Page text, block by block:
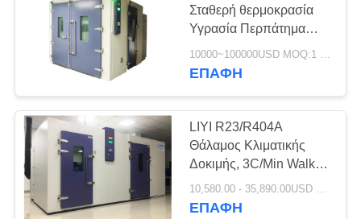
Σταθερή θερμοκρασία
Υγρασία Περπάτημα
στον θάλαμο δοκιμής
10000~100000USD MOQ:1 σύνολο
ΕΠΑΦΉ
LIYI R23/R404A
Θάλαμος Κλιματικής
Δοκιμής, 3C/Min Walk In
Stability Chamber
10,580.00 - 35,890.00USD MOQ:1 σύνολο
ΕΠΑΦΉ